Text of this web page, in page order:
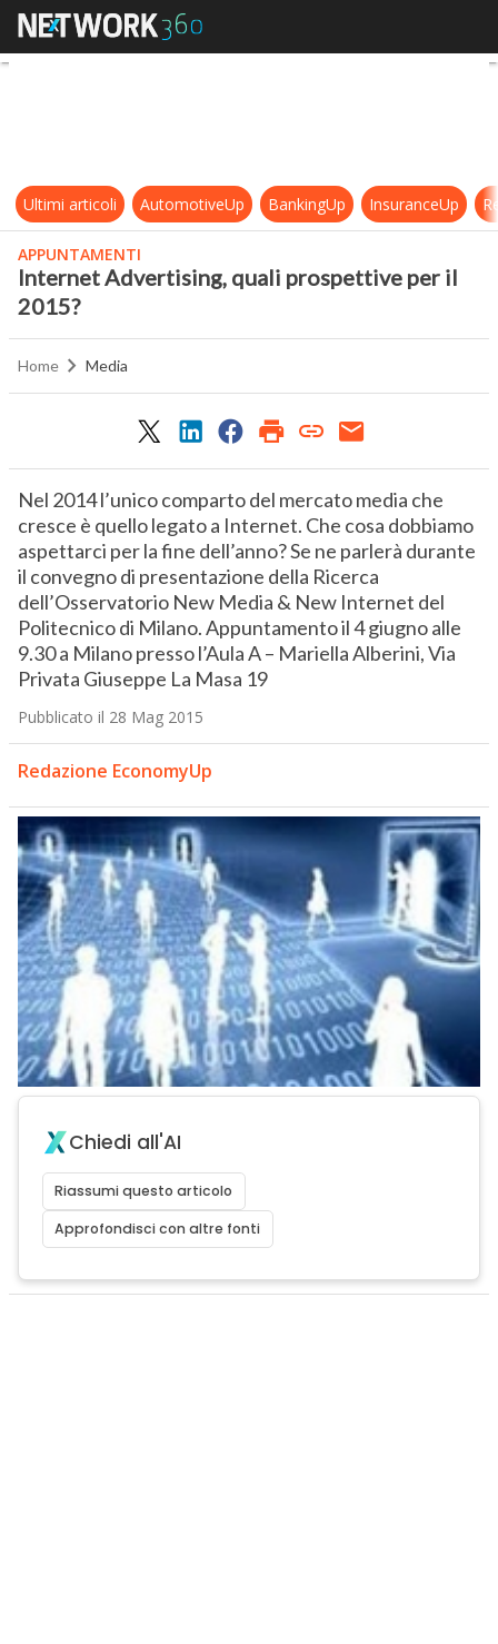
Internet Advertising, quali
Ultimi articoli AutomotiveUp BankingUp InsuranceUp
APPUNTAMENTI
Internet Advertising, quali prospettive per il
2015?
Home Media
Nel 2014 l’unico comparto del mercato media che
cresce è quello legato a Internet. Che cosa dobbiamo
aspettarci per la fine dell’anno? Se ne parlerà durante
il convegno di presentazione della Ricerca
dell’Osservatorio New Media & New Internet del
Politecnico di Milano. Appuntamento il 4 giugno alle
9.30 a Milano presso l’Aula A – Mariella Alberini, Via
Privata Giuseppe La Masa 19
Pubblicato il 28 Mag 2015
Redazione EconomyUp
Chiedi all'AI
Riassumi questo articolo
Approfondisci con altre fonti